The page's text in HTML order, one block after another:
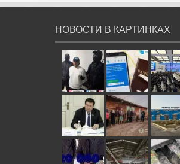
НОВОСТИ В КАРТИНКАХ